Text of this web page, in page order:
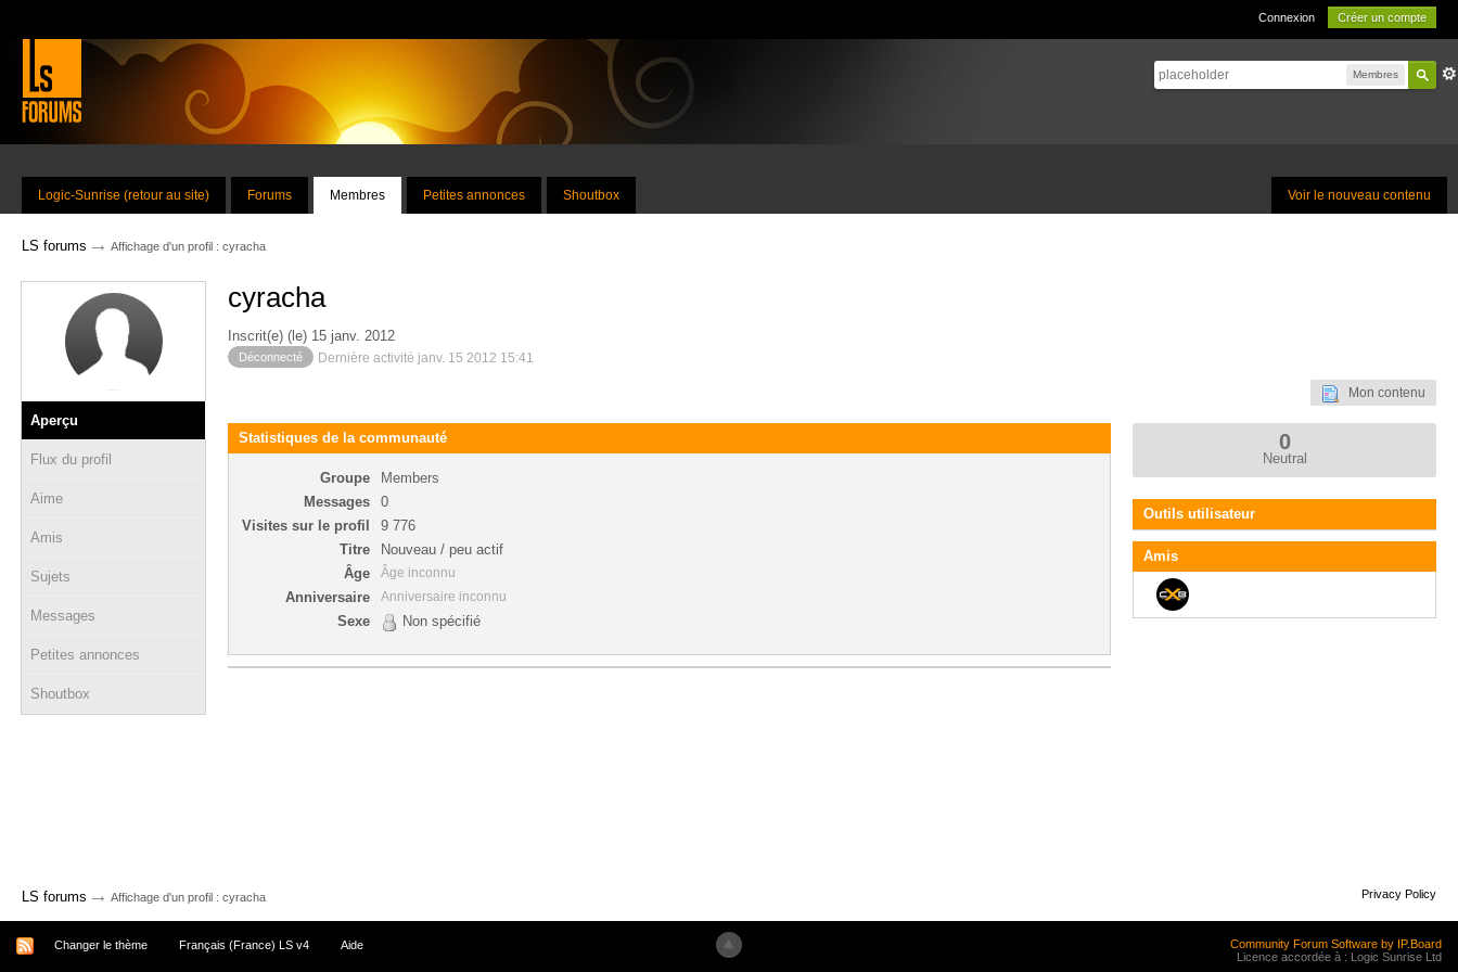
Connexion Créer un compte
Membres
Voir le nouveau contenu
Logic-Sunrise (retour au site) Forums Membres Petites annonces Shoutbox
LS forums → Affichage d'un profil : cyracha
Aperçu
Flux du profil
Aime
Amis
Sujets
Messages
Petites annonces
Shoutbox
cyracha
Inscrit(e) (le) 15 janv. 2012
Déconnecté Dernière activité janv. 15 2012 15:41
Mon contenu
Statistiques de la communauté
Groupe
Members
Messages
0
Visites sur le profil
9 776
Titre
Nouveau / peu actif
Âge
Âge inconnu
Anniversaire Anniversaire inconnu
Sexe Non spécifié
0
Neutral
Outils utilisateur
Amis
LS forums → Affichage d'un profil : cyracha Privacy Policy
Changer le thème Français (France) LS v4 Aide
Community Forum Software by IP.Board
Licence accordée à : Logic Sunrise Ltd